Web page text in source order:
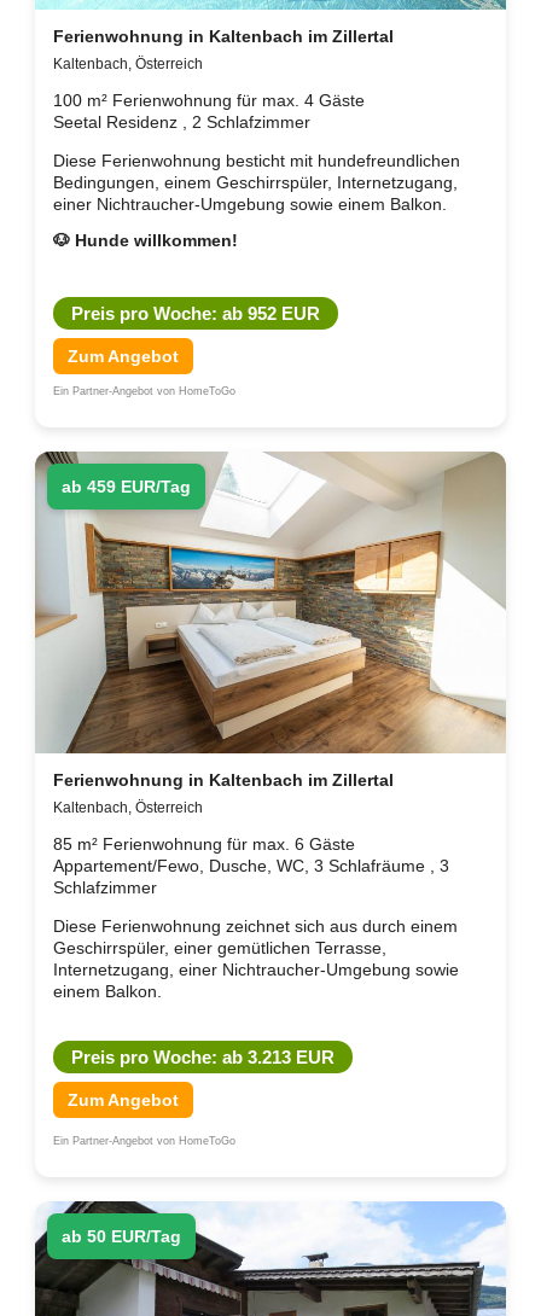
Ferienwohnung in Kaltenbach im Zillertal
Kaltenbach, Österreich
100 m² Ferienwohnung für max. 4 Gäste
Seetal Residenz , 2 Schlafzimmer
Diese Ferienwohnung besticht mit hundefreundlichen
Bedingungen, einem Geschirrspüler, Internetzugang,
einer Nichtraucher-Umgebung sowie einem Balkon.
🐶 Hunde willkommen!
Preis pro Woche: ab 952 EUR
Zum Angebot
Ein Partner-Angebot von HomeToGo
ab 459 EUR/Tag
Ferienwohnung in Kaltenbach im Zillertal
Kaltenbach, Österreich
85 m² Ferienwohnung für max. 6 Gäste
Appartement/Fewo, Dusche, WC, 3 Schlafräume , 3
Schlafzimmer
Diese Ferienwohnung zeichnet sich aus durch einem
Geschirrspüler, einer gemütlichen Terrasse,
Internetzugang, einer Nichtraucher-Umgebung sowie
einem Balkon.
Preis pro Woche: ab 3.213 EUR
Zum Angebot
Ein Partner-Angebot von HomeToGo
ab 50 EUR/Tag